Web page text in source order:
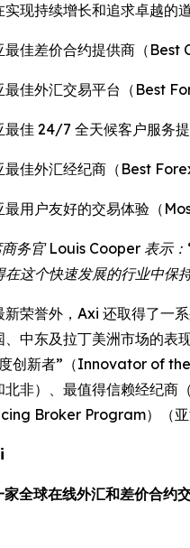
实现持续增长和追求卓越的
最佳差价合约提供商（Best
最佳外汇交易平台（Best
最佳 24/7 全天候客户服务
最佳外汇经纪商（Best
最用户友好的交易体验（
务官 Louis Cooper 表示
在这个快速发展的行业中保
新荣誉外，Axi 还取得了一
、中东及拉丁美洲市场的
创新者”（Innovator of
北非）、最值得信赖经纪
Broker Program）（亚
全球在线外汇和差价合约